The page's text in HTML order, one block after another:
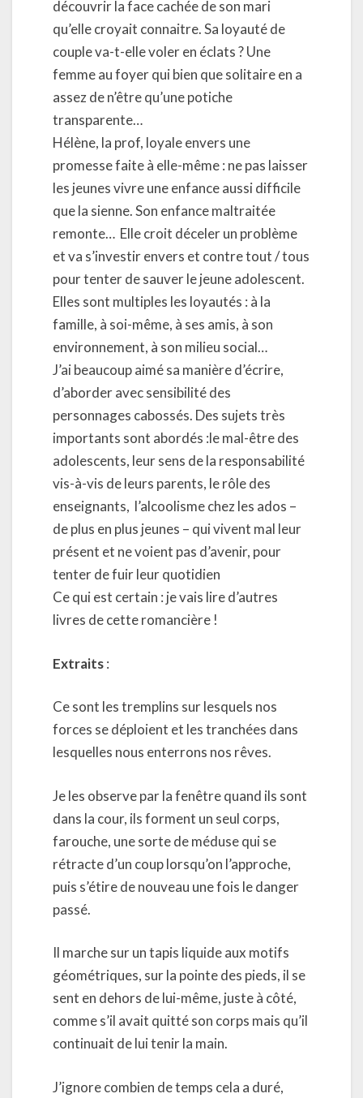
découvrir la face cachée de son mari
qu’elle croyait connaitre. Sa loyauté de
couple va-t-elle voler en éclats ? Une
femme au foyer qui bien que solitaire en a
assez de n’être qu’une potiche
transparente…
Hélène, la prof, loyale envers une
promesse faite à elle-même : ne pas laisser
les jeunes vivre une enfance aussi difficile
que la sienne. Son enfance maltraitée
remonte… Elle croit déceler un problème
et va s’investir envers et contre tout / tous
pour tenter de sauver le jeune adolescent.
Elles sont multiples les loyautés : à la
famille, à soi-même, à ses amis, à son
environnement, à son milieu social…
J’ai beaucoup aimé sa manière d’écrire,
d’aborder avec sensibilité des
personnages cabossés. Des sujets très
importants sont abordés :le mal-être des
adolescents, leur sens de la responsabilité
vis-à-vis de leurs parents, le rôle des
enseignants, l’alcoolisme chez les ados –
de plus en plus jeunes – qui vivent mal leur
présent et ne voient pas d’avenir, pour
tenter de fuir leur quotidien
Ce qui est certain : je vais lire d’autres
livres de cette romancière !
Extraits:
Ce sont les tremplins sur lesquels nos
forces se déploient et les tranchées dans
lesquelles nous enterrons nos rêves.
Je les observe par la fenêtre quand ils sont
dans la cour, ils forment un seul corps,
farouche, une sorte de méduse qui se
rétracte d’un coup lorsqu’on l’approche,
puis s’étire de nouveau une fois le danger
passé.
Il marche sur un tapis liquide aux motifs
géométriques, sur la pointe des pieds, il se
sent en dehors de lui-même, juste à côté,
comme s’il avait quitté son corps mais qu’il
continuait de lui tenir la main.
J’ignore combien de temps cela a duré,